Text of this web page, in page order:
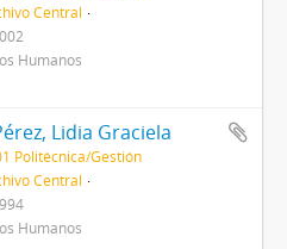
Central
Humanos
Lidia Graciela
Politécnica/Gestión
Central
Humanos